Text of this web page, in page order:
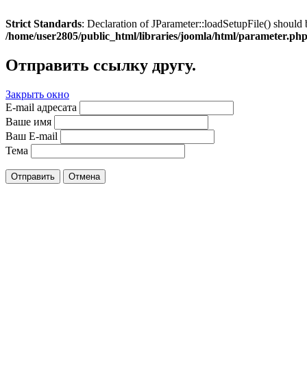
Strict Standards: Declaration of JParameter::loadSetupFile()
/home/user2805/public_html/libraries/joomla/html/parameter.php
Отправить ссылку другу.
Закрыть окно
E-mail адресата
Ваше имя
Ваш E-mail
Тема
Отправить Отмена